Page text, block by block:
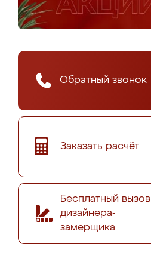
Обратный звонок
Заказать расчёт
Бесплатный вызов
дизайнера-
замерщика